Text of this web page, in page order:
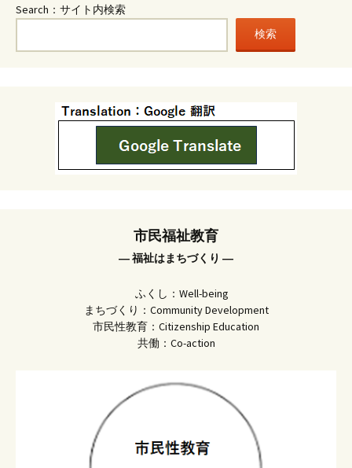
Search：サイト内検索
検索
市民福祉教育
― 福祉はまちづくり ―
ふくし：Well-being
まちづくり：Community Development
市民性教育：Citizenship Education
共働：Co-action